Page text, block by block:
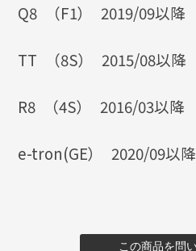
Q8 （F1） 2019/09以降
TT （8S） 2015/08以降
R8 （4S） 2016/03以降
e-tron(GE） 2020/09以降